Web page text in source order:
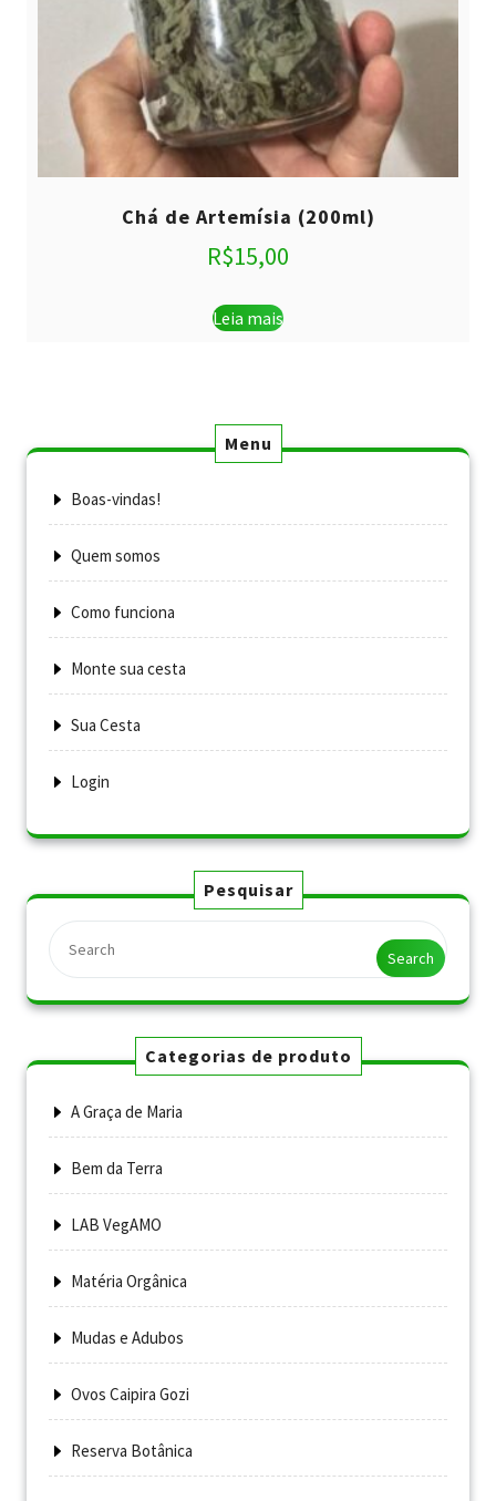
Chá de Artemísia (200ml)
R$15,00
Leia mais
Menu
Boas-vindas!
Quem somos
Como funciona
Monte sua cesta
Sua Cesta
Login
Pesquisar
Search
Categorias de produto
A Graça de Maria
Bem da Terra
LAB VegAMO
Matéria Orgânica
Mudas e Adubos
Ovos Caipira Gozi
Reserva Botânica